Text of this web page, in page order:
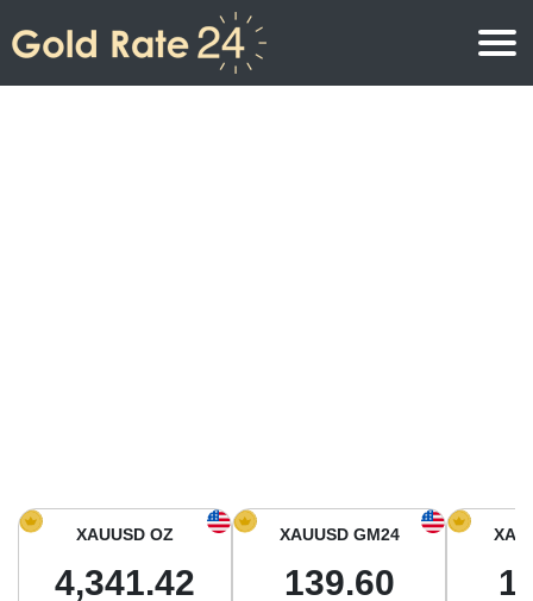
Precio del Oro hoy en América del sur
XAUUSD OZ
4,341.42
XAUUSD GM24
139.60